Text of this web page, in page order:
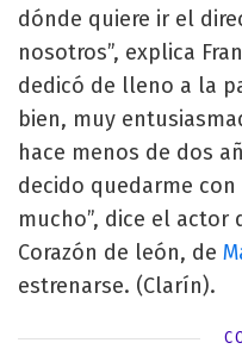
dónde quiere ir el
nosotros”, explica
dedicó de lleno a la
bien, muy
hace menos de dos
decido quedarme
mucho”, dice el
Corazón de león, de
estrenarse. (Clarín).